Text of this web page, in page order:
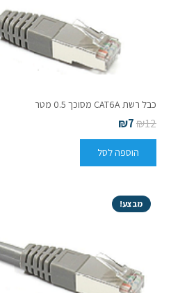
כבל רשת CAT6A מסוכך 0.5 מטר
₪12
₪7
הוספה לסל
מבצע!